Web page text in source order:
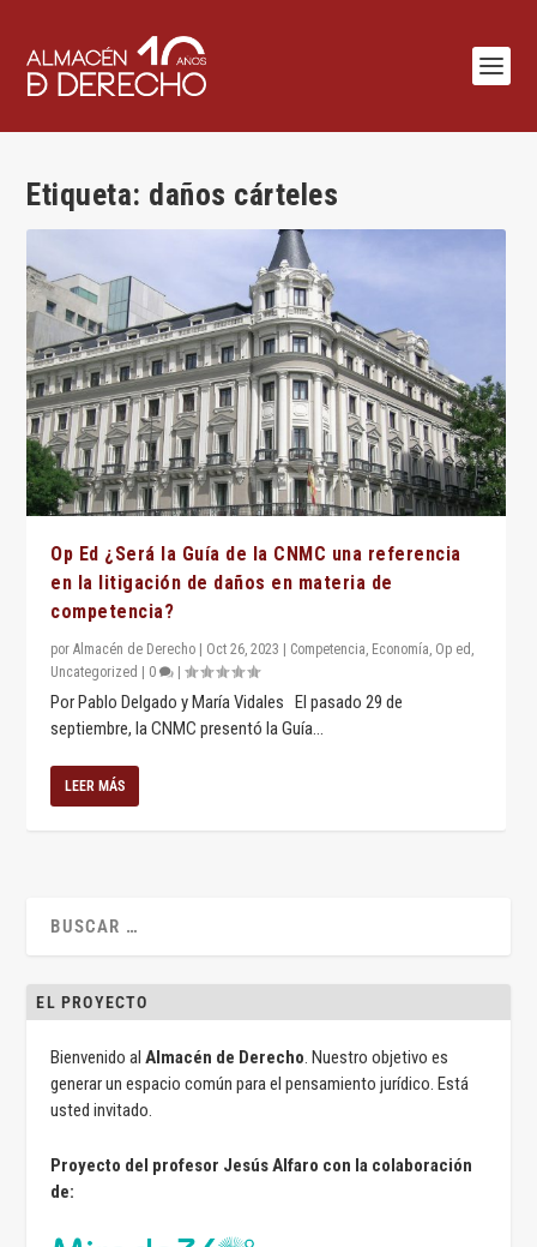
Etiqueta: daños cárteles
Op Ed ¿Será la Guía de la CNMC una referencia
en la litigación de daños en materia de
competencia?
porAlmacén de Derecho Oct 26, 2023 Competencia, Economía, Op ed ,
Uncategorized
0 |
Por Pablo Delgado y María Vidales El pasado 29 de
septiembre, la CNMC presentó la Guía...
LEER MÁS
EL PROYECTO
Bienvenido alAlmacén de Derecho. Nuestro objetivo es
generar un espacio común para el pensamiento jurídico. Está
usted invitado.
Proyecto del profesor Jesús Alfaro con la colaboración
de: